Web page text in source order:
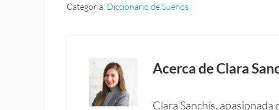
Categoría: Diccionario de Sueños
Acerca deClara
Clara Sanchís, apasionada